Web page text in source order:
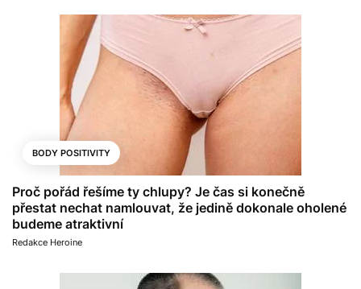
BODY POSITIVITY
Proč pořád řešíme ty chlupy? Je čas si konečně
přestat nechat namlouvat, že jedině dokonale oholené
budeme atraktivní
Redakce Heroine